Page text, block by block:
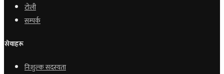
टोली
सम्पर्क
सेवाहरू
निःशुल्क सदस्यता